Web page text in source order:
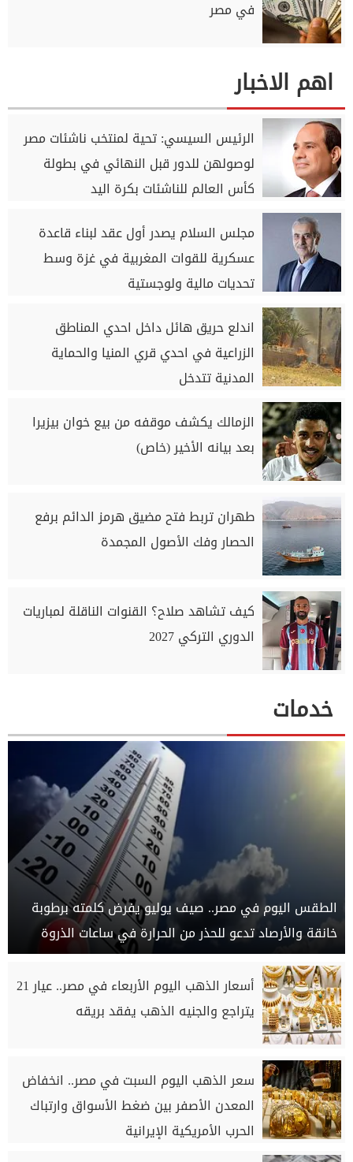
في مصر
اهم الاخبار
الرئيس السيسي: تحية لمنتخب ناشئات مصر
لوصولهن للدور قبل النهائي في بطولة
كأس العالم للناشئات بكرة اليد
مجلس السلام يصدر أول عقد لبناء قاعدة
عسكرية للقوات المغربية في غزة وسط
تحديات مالية ولوجستية
اندلع حريق هائل داخل احدي المناطق
الزراعية في احدي قري المنيا والحماية
المدنية تتدخل
الزمالك يكشف موقفه من بيع خوان بيزيرا
بعد بيانه الأخير (خاص)
طهران تربط فتح مضيق هرمز الدائم برفع
الحصار وفك الأصول المجمدة
كيف تشاهد صلاح؟ القنوات الناقلة لمباريات
الدوري التركي 2027
خدمات
الطقس اليوم في مصر.. صيف يوليو يفرض كلمته برطوبة
خانقة والأرصاد تدعو للحذر من الحرارة في ساعات الذروة
أسعار الذهب اليوم الأربعاء في مصر.. عيار 21
يتراجع والجنيه الذهب يفقد بريقه
سعر الذهب اليوم السبت في مصر.. انخفاض
المعدن الأصفر بين ضغط الأسواق وارتباك
الحرب الأمريكية الإيرانية